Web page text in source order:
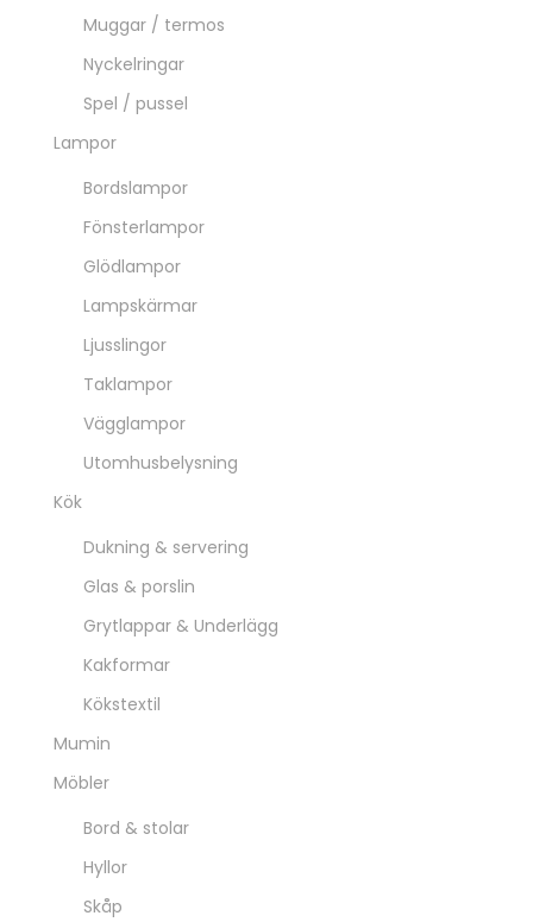
Muggar / termos
Nyckelringar
Spel / pussel
Lampor
Bordslampor
Fönsterlampor
Glödlampor
Lampskärmar
Ljusslingor
Taklampor
Vägglampor
Utomhusbelysning
Kök
Dukning & servering
Glas & porslin
Grytlappar & Underlägg
Kakformar
Kökstextil
Mumin
Möbler
Bord & stolar
Hyllor
Skåp